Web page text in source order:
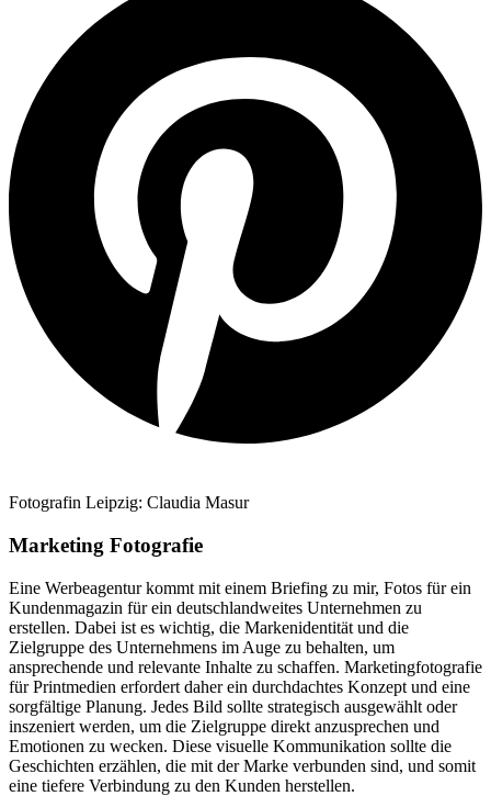
Fotografin Leipzig: Claudia Masur
Marketing Fotografie
Eine Werbeagentur kommt mit einem Briefing zu mir, Fotos für ein
Kundenmagazin für ein deutschlandweites Unternehmen zu
erstellen. Dabei ist es wichtig, die Markenidentität und die
Zielgruppe des Unternehmens im Auge zu behalten, um
ansprechende und relevante Inhalte zu schaffen. Marketingfotografie
für Printmedien erfordert daher ein durchdachtes Konzept und eine
sorgfältige Planung. Jedes Bild sollte strategisch ausgewählt oder
inszeniert werden, um die Zielgruppe direkt anzusprechen und
Emotionen zu wecken. Diese visuelle Kommunikation sollte die
Geschichten erzählen, die mit der Marke verbunden sind, und somit
eine tiefere Verbindung zu den Kunden herstellen.